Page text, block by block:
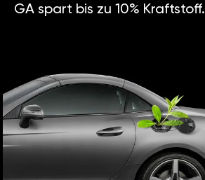
GA spart bis zu 10% Kraftstoff.